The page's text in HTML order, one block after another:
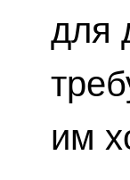
для
им